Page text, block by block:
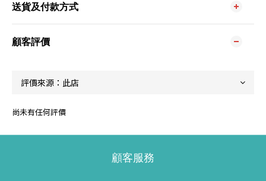
送貨及付款方式
顧客評價
尚未有任何評價
顧客服務